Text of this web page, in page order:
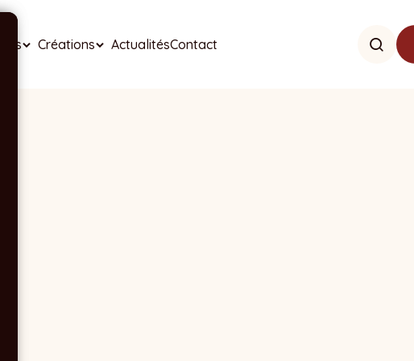
Créations ActualitésContact